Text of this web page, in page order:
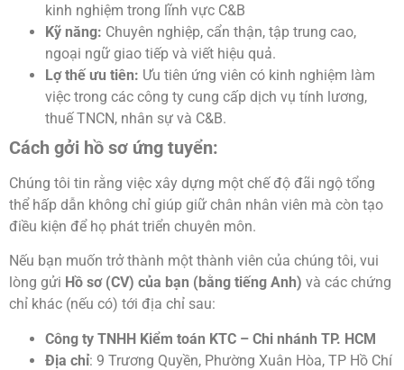
kinh nghiệm trong lĩnh vực C&B
Kỹ năng: Chuyên nghiệp, cẩn thận, tập trung cao,
ngoại ngữ giao tiếp và viết hiệu quả.
Lợ thế ưu tiên: Ưu tiên ứng viên có kinh nghiệm làm
việc trong các công ty cung cấp dịch vụ tính lương,
thuế TNCN, nhân sự và C&B.
Cách gởi hồ sơ ứng tuyển:
Chúng tôi tin rằng việc xây dựng một chế độ đãi ngộ tổng
thể hấp dẫn không chỉ giúp giữ chân nhân viên mà còn tạo
điều kiện để họ phát triển chuyên môn.
Nếu bạn muốn trở thành một thành viên của chúng tôi, vui
lòng gửi Hồ sơ (CV) của bạn (bằng tiếng Anh) và các chứng
chỉ khác (nếu có) tới địa chỉ sau:
Công ty TNHH Kiểm toán KTC – Chi nhánh TP. HCM
Địa chỉ: 9 Trương Quyền, Phường Xuân Hòa, TP Hồ Chí